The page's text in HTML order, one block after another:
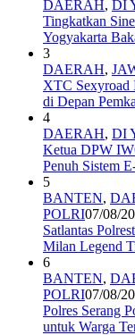
DAERAH, DI
Tingkatkan
Yogyakarta
3
DAERAH,
XTC Sexyroad
di Depan
4
DAERAH, DI
Ketua DPW
Penuh Sistem
5
BANTEN,
POLRI07/08/
Satlantas
Milan Legend
6
BANTEN,
POLRI07/08/
Polres Serang
untuk Warga